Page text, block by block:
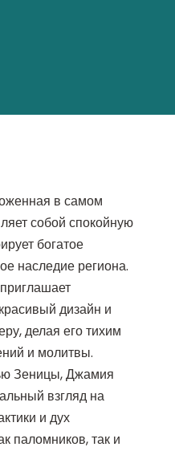
в самом
собой спокойную
богатое
наследие региона.
дизайн и
делая его тихим
и молитвы.
Зеницы, Джамия
взгляд на
и дух
паломников, так и